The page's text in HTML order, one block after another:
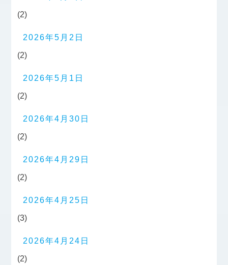
(2)
2026年5月2日
(2)
2026年5月1日
(2)
2026年4月30日
(2)
2026年4月29日
(2)
2026年4月25日
(3)
2026年4月24日
(2)